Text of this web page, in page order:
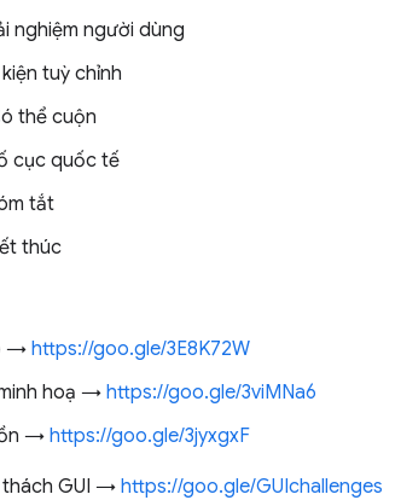
nghiệm người dùng
tuỳ chỉnh
thể cuộn
cục quốc tế
tắt
thúc
→https://goo.gle/3E8K72W
hoạ →https://goo.gle/3viMNa6
→ https://goo.gle/3jyxgxF
thách GUI →https://goo.gle/GUIchallenges